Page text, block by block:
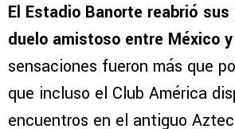
El Estadio Banorte reabrió
duelo amistoso entre México
sensaciones fueron más que
que incluso el Club América
encuentros en el antiguo